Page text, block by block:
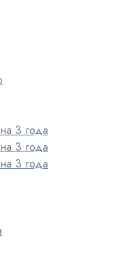
3 года
3 года
3 года